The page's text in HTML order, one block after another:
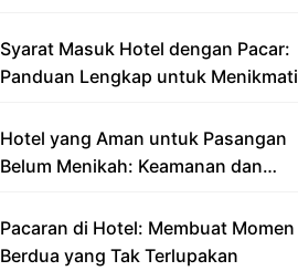
Syarat Masuk Hotel dengan Pacar:
Panduan Lengkap untuk Menikmati
Hotel yang Aman untuk Pasangan
Belum Menikah: Keamanan dan
Pacaran di Hotel: Membuat Momen
Berdua yang Tak Terlupakan